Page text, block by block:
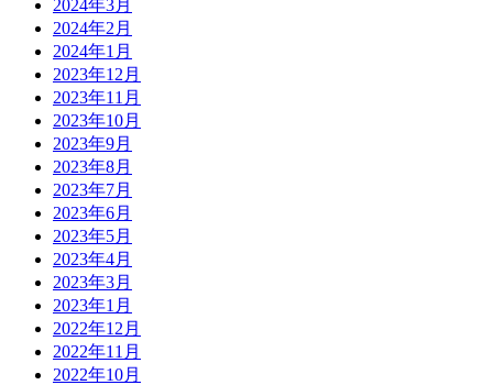
2024年3月
2024年2月
2024年1月
2023年12月
2023年11月
2023年10月
2023年9月
2023年8月
2023年7月
2023年6月
2023年5月
2023年4月
2023年3月
2023年1月
2022年12月
2022年11月
2022年10月